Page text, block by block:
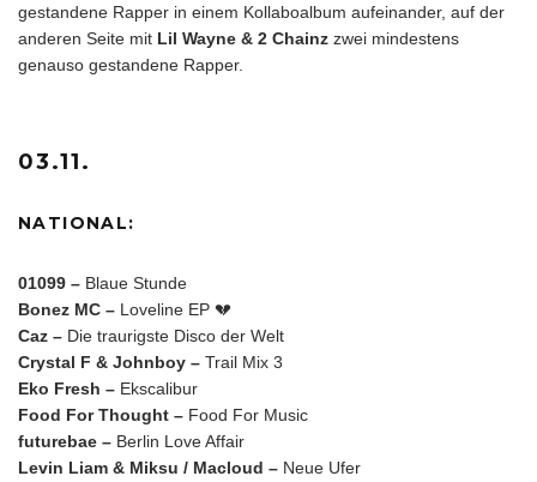
gestandene Rapper in einem Kollaboalbum aufeinander, auf der
anderen Seite mit Lil Wayne & 2 Chainz zwei mindestens
genauso gestandene Rapper.
03.11.
NATIONAL:
01099 – Blaue Stunde
Bonez MC – Loveline EP 💔
Caz – Die traurigste Disco der Welt
Crystal F & Johnboy – Trail Mix 3
Eko Fresh – Ekscalibur
Food For Thought – Food For Music
futurebae – Berlin Love Affair
Levin Liam & Miksu / Macloud – Neue Ufer